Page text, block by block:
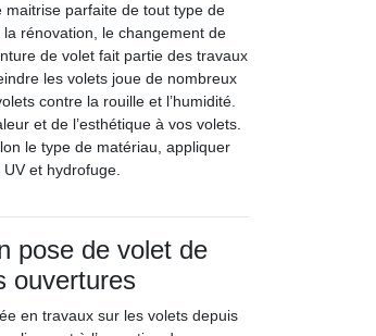
parfaite de tout type de
rénovation, le changement de
de volet fait partie des travaux
les volets joue de nombreux
contre la rouille et l’humidité.
et de l’esthétique à vos volets.
le type de matériau, appliquer
et hydrofuge.
pose de volet de
ouvertures
en travaux sur les volets depuis